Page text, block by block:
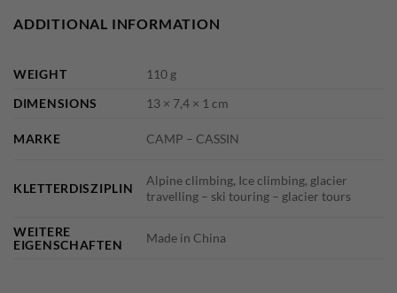
ADDITIONAL INFORMATION
WEIGHT
110 g
DIMENSIONS
13 × 7,4 × 1 cm
MARKE CAMP – CASSIN
KLETTERDISZIPLIN
Alpine climbing, Ice climbing, glacier
travelling – ski touring – glacier tours
WEITERE
EIGENSCHAFTEN
Made in China